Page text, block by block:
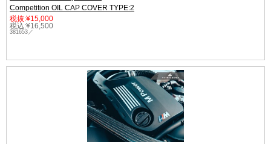
Competition OIL CAP COVER TYPE:2
税抜:¥15,000
税込:¥16,500
381653／